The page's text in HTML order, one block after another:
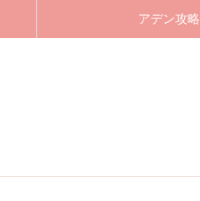
アデン攻略